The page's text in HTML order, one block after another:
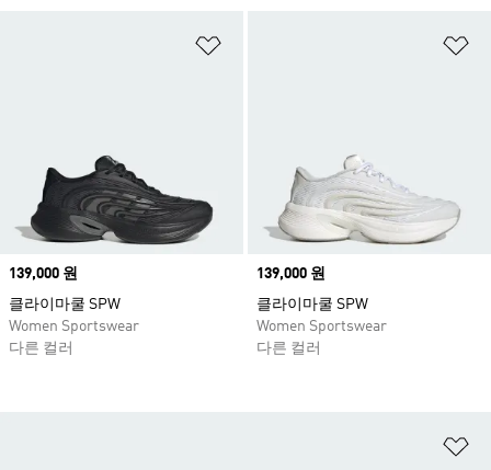
Price
139,000 원
클라이마쿨 SPW
Women Sportswear
다른 컬러
Price
139,000 원
클라이마쿨 SPW
Women Sportswear
다른 컬러